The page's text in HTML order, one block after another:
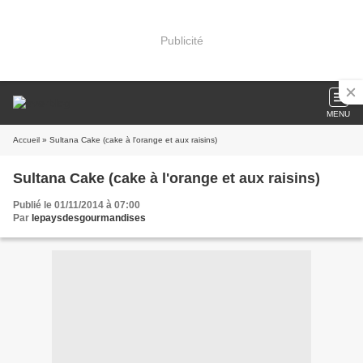
Publicité
MENU
Accueil » Sultana Cake (cake à l'orange et aux raisins)
Sultana Cake (cake à l'orange et aux raisins)
Publié le 01/11/2014 à 07:00
Par lepaysdesgourmandises